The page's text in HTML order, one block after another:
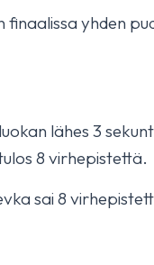
yhden
lähes 3
8 virhepistettä.
sai 8